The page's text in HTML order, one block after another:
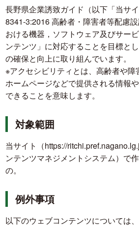
長野県企業誘致ガイド（以下「当サ
8341-3:2016 高齢者・障害者等配慮
おける機器，ソフトウェア及びサー
ンテンツ」に対応することを目標と
の確保と向上に取り組んでいます。
※アクセシビリティとは、高齢者や
ホームページなどで提供される情報
できることを意味します。
対象範囲
当サイト（https://
ンテンツマネジメントシステム）で
の。
例外事項
以下のウェブコンテンツについては